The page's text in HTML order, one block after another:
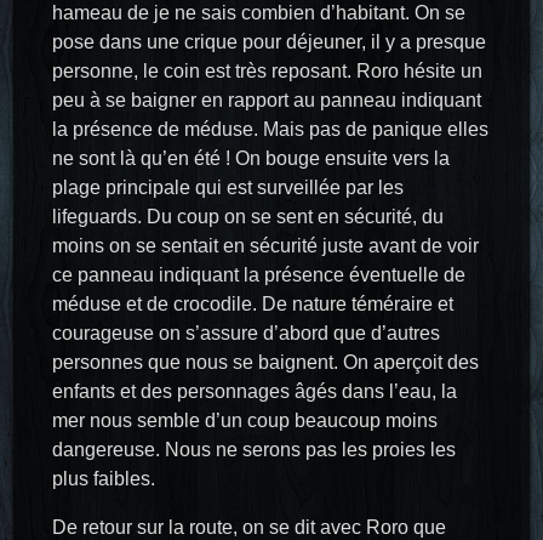
hameau de je ne sais combien d’habitant. On se
pose dans une crique pour déjeuner, il y a presque
personne, le coin est très reposant. Roro hésite un
peu à se baigner en rapport au panneau indiquant
la présence de méduse. Mais pas de panique elles
ne sont là qu’en été ! On bouge ensuite vers la
plage principale qui est surveillée par les
lifeguards. Du coup on se sent en sécurité, du
moins on se sentait en sécurité juste avant de voir
ce panneau indiquant la présence éventuelle de
méduse et de crocodile. De nature téméraire et
courageuse on s’assure d’abord que d’autres
personnes que nous se baignent. On aperçoit des
enfants et des personnages âgés dans l’eau, la
mer nous semble d’un coup beaucoup moins
dangereuse. Nous ne serons pas les proies les
plus faibles.
De retour sur la route, on se dit avec Roro que